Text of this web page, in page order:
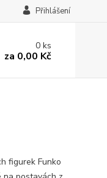
Přihlášení
0ks
za 0,00 Kč
figurek Funko